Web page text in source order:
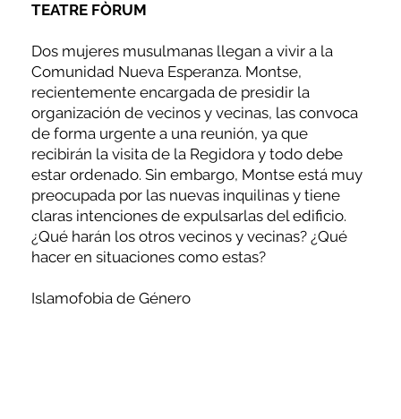
TEATRE FÒRUM
Dos mujeres musulmanas llegan a vivir a la
Comunidad Nueva Esperanza. Montse,
recientemente encargada de presidir la
organización de vecinos y vecinas, las convoca
de forma urgente a una reunión, ya que
recibirán la visita de la Regidora y todo debe
estar ordenado. Sin embargo, Montse está muy
preocupada por las nuevas inquilinas y tiene
claras intenciones de expulsarlas del edificio.
¿Qué harán los otros vecinos y vecinas? ¿Qué
hacer en situaciones como estas?
Islamofobia de Género